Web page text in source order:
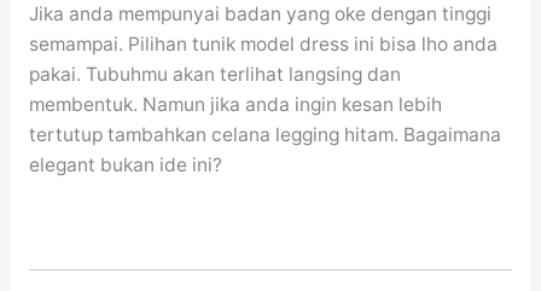
Jika anda mempunyai badan yang oke dengan tinggi
semampai. Pilihan tunik model dress ini bisa lho anda
pakai. Tubuhmu akan terlihat langsing dan
membentuk. Namun jika anda ingin kesan lebih
tertutup tambahkan celana legging hitam. Bagaimana
elegant bukan ide ini?